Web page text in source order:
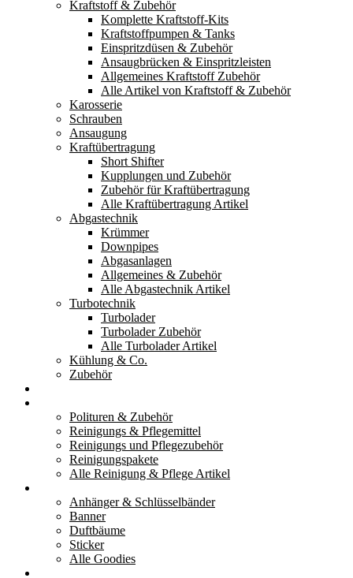
Kraftstoff & Zubehör
Komplette Kraftstoff-Kits
Kraftstoffpumpen & Tanks
Einspritzdüsen & Zubehör
Ansaugbrücken & Einspritzleisten
Allgemeines Kraftstoff Zubehör
Alle Artikel von Kraftstoff & Zubehör
Karosserie
Schrauben
Ansaugung
Kraftübertragung
Short Shifter
Kupplungen und Zubehör
Zubehör für Kraftübertragung
Alle Kraftübertragung Artikel
Abgastechnik
Krümmer
Downpipes
Abgasanlagen
Allgemeines & Zubehör
Alle Abgastechnik Artikel
Turbotechnik
Turbolader
Turbolader Zubehör
Alle Turbolader Artikel
Kühlung & Co.
Zubehör
Polituren & Zubehör
Reinigungs & Pflegemittel
Reinigungs und Pflegezubehör
Reinigungspakete
Alle Reinigung & Pflege Artikel
Anhänger & Schlüsselbänder
Banner
Duftbäume
Sticker
Alle Goodies